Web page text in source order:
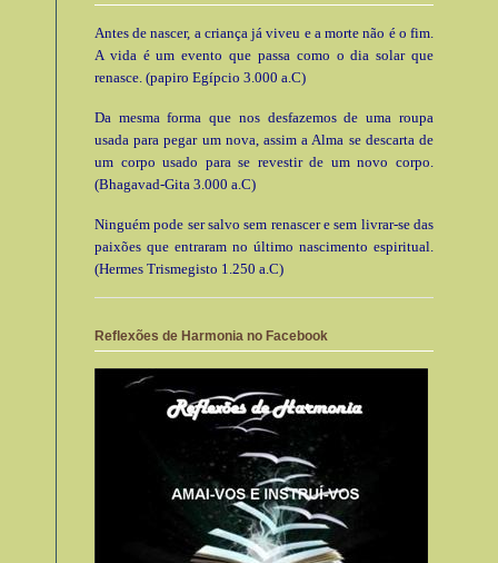
Antes de nascer, a criança já viveu e a morte não é o fim.
A vida é um evento que passa como o dia solar que
renasce. (papiro Egípcio 3.000 a.C)
Da mesma forma que nos desfazemos de uma roupa
usada para pegar um nova, assim a Alma se descarta de
um corpo usado para se revestir de um novo corpo.
(Bhagavad-Gita 3.000 a.C)
Ninguém pode ser salvo sem renascer e sem livrar-se das
paixões que entraram no último nascimento espiritual.
(Hermes Trismegisto 1.250 a.C)
Reflexões de Harmonia no Facebook